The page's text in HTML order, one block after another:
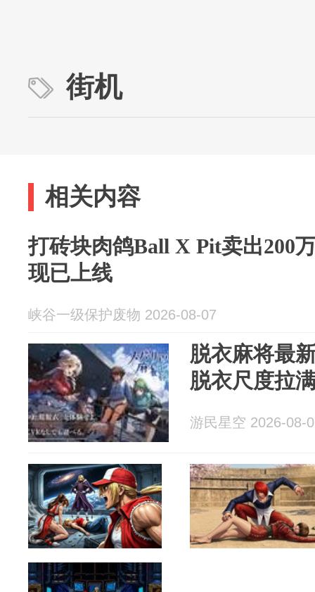
街机
相关内容
打砖块肉鸽Ball X Pit卖出200
现已上线
峡谷一级保护废物 2026-08-07
脱衣麻将最
脱衣尺度拉
游民星空 2026-08-